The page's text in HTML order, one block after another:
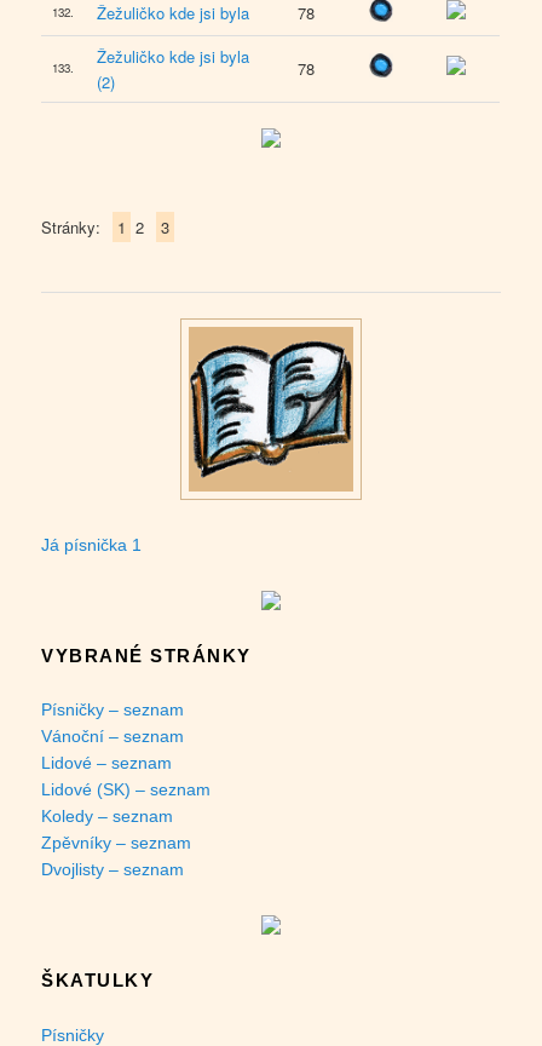
132. Žežuličko kde jsi byla 78
133.
Žežuličko kde jsi byla
(2)
78
Stránky: 1 2 3
Já písnička 1
VYBRANÉ STRÁNKY
Písničky – seznam
Vánoční – seznam
Lidové – seznam
Lidové (SK) – seznam
Koledy – seznam
Zpěvníky – seznam
Dvojlisty – seznam
ŠKATULKY
Písničky